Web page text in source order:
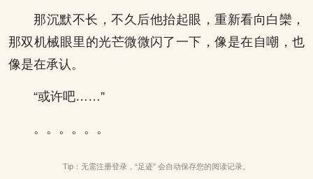
那沉默不长，不久后他抬起眼，重新看向白欒，
那双机械眼里的光芒微微闪了一下，像是在自嘲，也
像是在承认。
“或许吧……”
。。。。。。
Tip：无需注册登录，“足迹” 会自动保存您的阅读记录。